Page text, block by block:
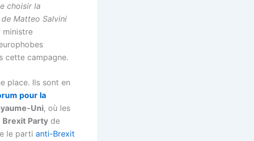
choisir la
Matteo Salvini
ministre
cette campagne.
place. Ils sont en
pour la
Uni, où les
Brexit Party de
le parti anti-Brexit